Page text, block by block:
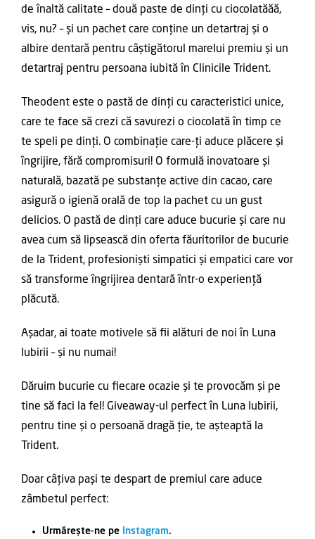
de înaltă calitate – două paste de dinți cu ciocolatăăă,
vis, nu? – și un pachet care conține un detartraj și o
albire dentară pentru câștigătorul marelui premiu și un
detartraj pentru persoana iubită în Clinicile Trident.
Theodent este o pastă de dinți cu caracteristici unice,
care te face să crezi că savurezi o ciocolată în timp ce
te speli pe dinți. O combinație care-ți aduce plăcere și
îngrijire, fără compromisuri! O formulă inovatoare și
naturală, bazată pe substanțe active din cacao, care
asigură o igienă orală de top la pachet cu un gust
delicios. O pastă de dinți care aduce bucurie și care nu
avea cum să lipsească din oferta făuritorilor de bucurie
de la Trident, profesioniști simpatici și empatici care vor
să transforme îngrijirea dentară într-o experiență
plăcută.
Așadar, ai toate motivele să fii alături de noi în Luna
Iubirii – și nu numai!
Dăruim bucurie cu fiecare ocazie și te provocăm și pe
tine să faci la fel! Giveaway-ul perfect în Luna Iubirii,
pentru tine și o persoană dragă ție, te așteaptă la
Trident.
Doar câțiva pași te despart de premiul care aduce
zâmbetul perfect:
Urmărește-ne pe Instagram.